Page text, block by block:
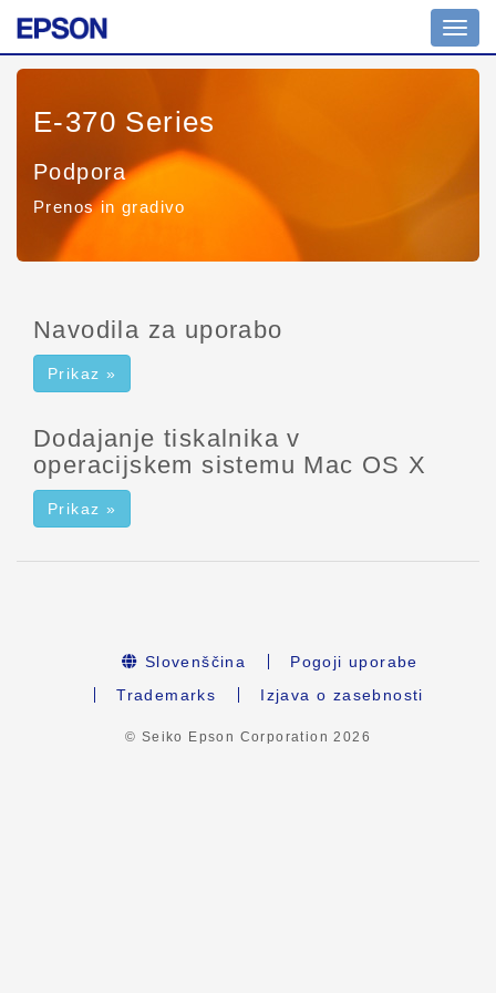
na
E-370 Series
Podpora
Prenos in gradivo
Navodila za uporabo
Prikaz »
Dodajanje tiskalnika v
operacijskem sistemu Mac OS X
Prikaz »
Slovenščina
Pogoji uporabe
Trademarks
Izjava o zasebnosti
© Seiko Epson Corporation2026